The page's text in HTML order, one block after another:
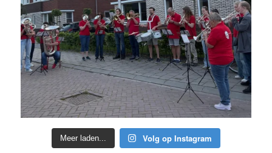
Meer laden... Volg op Instagram